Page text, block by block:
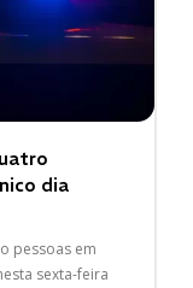
dia
pessoas em
sexta-feira